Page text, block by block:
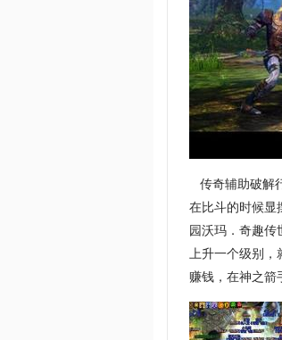
传奇辅助破解
在比斗的时候显
园沃玛．奇趣传
上升一个级别
赚钱，在神之箭